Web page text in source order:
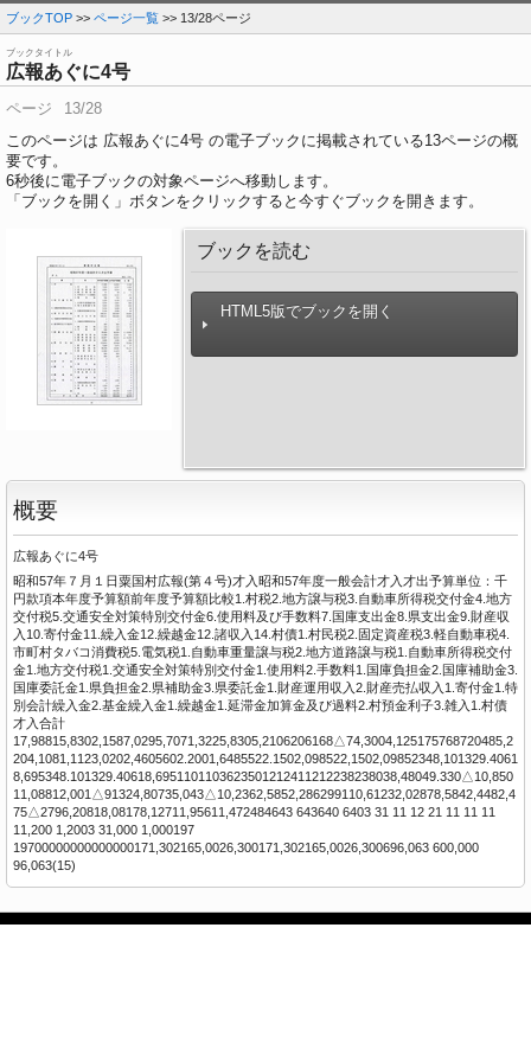
ブックTOP >> ページ一覧 >> 13/28ページ
ブックタイトル
広報あぐに4号
ページ
13/28
このページは 広報あぐに4号 の電子ブックに掲載されている13ページの概
要です。
6秒後に電子ブックの対象ページへ移動します。
「ブックを開く」ボタンをクリックすると今すぐブックを開きます。
ブックを読む
HTML5版でブックを開く
概要
広報あぐに4号
昭和57年７月１日粟国村広報(第４号)才入昭和57年度一般会計才入才出予算単位：千
円款項本年度予算額前年度予算額比較1.村税2.地方譲与税3.自動車所得税交付金4.地方
交付税5.交通安全対策特別交付金6.使用料及び手数料7.国庫支出金8.県支出金9.財産収
入10.寄付金11.繰入金12.繰越金12.諸収入14.村債1.村民税2.固定資産税3.軽自動車税4.
市町村タバコ消費税5.電気税1.自動車重量譲与税2.地方道路譲与税1.自動車所得税交付
金1.地方交付税1.交通安全対策特別交付金1.使用料2.手数料1.国庫負担金2.国庫補助金3.
国庫委託金1.県負担金2.県補助金3.県委託金1.財産運用収入2.財産売払収入1.寄付金1.特
別会計繰入金2.基金繰入金1.繰越金1.延滞金加算金及び過料2.村預金利子3.雑入1.村債
才入合計
17,98815,8302,1587,0295,7071,3225,8305,2106206168△74,3004,125175768720485,2
204,1081,1123,0202,4605602.2001,6485522.1502,098522,1502,09852348,101329.4061
8,695348.101329.40618,6951101103623501212411212238238038,48049.330△10,850
11,08812,001△91324,80735,043△10,2362,5852,286299110,61232,02878,5842,4482,4
75△2796,20818,08178,12711,95611,472484643 643640 6403 31 11 12 21 11 11 11
11,200 1,2003 31,000 1,000197
19700000000000000171,302165,0026,300171,302165,0026,300696,063 600,000
96,063(15)